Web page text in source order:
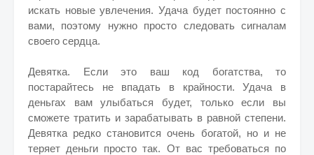
искать новые увлечения. Удача будет постоянно с
вами, поэтому нужно просто следовать сигналам
своего сердца.
Девятка. Если это ваш код богатства, то
постарайтесь не впадать в крайности. Удача в
деньгах вам улыбаться будет, только если вы
сможете тратить и зарабатывать в равной степени.
Девятка редко становится очень богатой, но и не
теряет деньги просто так. От вас требоваться по